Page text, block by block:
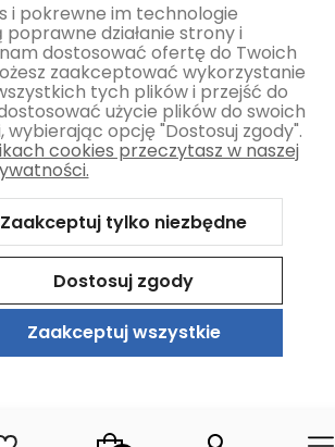
i pokrewne im technologie
poprawne działanie strony i
dostosować ofertę do Twoich
zaakceptować wykorzystanie
tych plików i przejść do
użycie plików do swoich
wybierając opcję "Dostosuj zgody".
cookies przeczytasz w naszej
Zaakceptuj tylko niezbędne
Dostosuj zgody
Zaakceptuj wszystkie